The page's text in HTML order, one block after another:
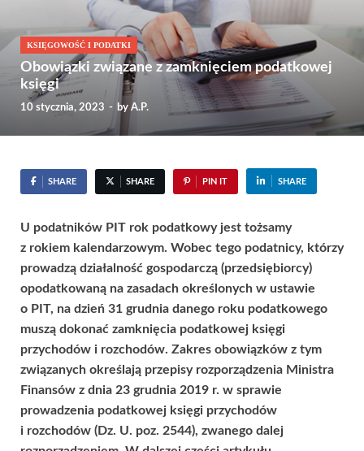
KSIĘGOWOŚĆ I PODATKI
Obowiązki związane z zamknięciem podatkowej
księgi
10 stycznia, 2023 - by A.P.
SHARE SHARE PIN IT SHARE
U podatników PIT rok podatkowy jest tożsamy
z rokiem kalendarzowym. Wobec tego podatnicy, którzy
prowadzą działalność gospodarczą (przedsiębiorcy)
opodatkowaną na zasadach określonych w ustawie
o PIT, na dzień 31 grudnia danego roku podatkowego
muszą dokonać zamknięcia podatkowej księgi
przychodów i rozchodów. Zakres obowiązków z tym
związanych określają przepisy rozporządzenia Ministra
Finansów z dnia 23 grudnia 2019 r. w sprawie
prowadzenia podatkowej księgi przychodów
i rozchodów (Dz. U. poz. 2544), zwanego dalej